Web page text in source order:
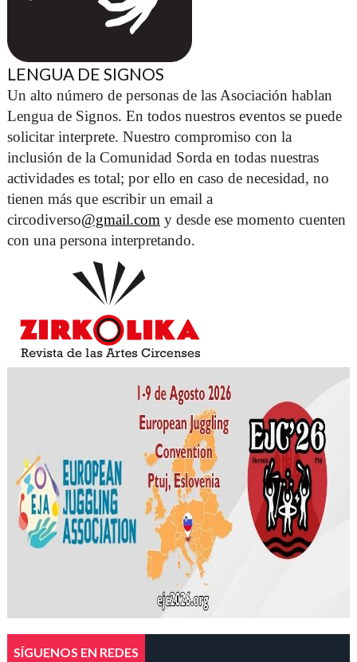
LENGUA DE SIGNOS
Un alto número de personas de las Asociación hablan
Lengua de Signos. En todos nuestros eventos se puede
solicitar interprete. Nuestro compromiso con la
inclusión de la Comunidad Sorda en todas nuestras
actividades es total; por ello en caso de necesidad, no
tienen más que escribir un email a
circodiverso@gmail.com y desde ese momento cuenten
con una persona interpretando.
SÍGUENOS EN REDES